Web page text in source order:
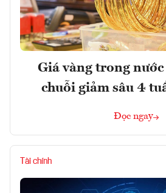
Giá vàng trong nước
chuỗi giảm sâu 4
Đọc ngay
Tài chính